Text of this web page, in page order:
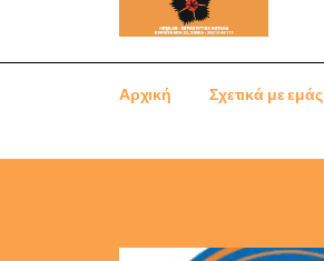
Αρχική Σχετικά με εμάς